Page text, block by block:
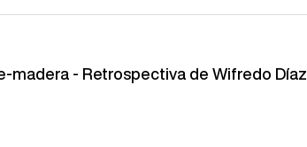
madera - Retrospectiva de Wifredo Díaz